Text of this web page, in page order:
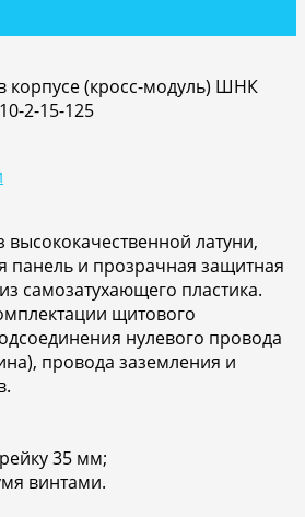
корпусе (кросс-модуль) ШНК
2-15-125
латуни,
панель и прозрачная защитная
самозатухающего пластика.
щитового
нулевого провода
провода заземления и
35 мм;
винтами.